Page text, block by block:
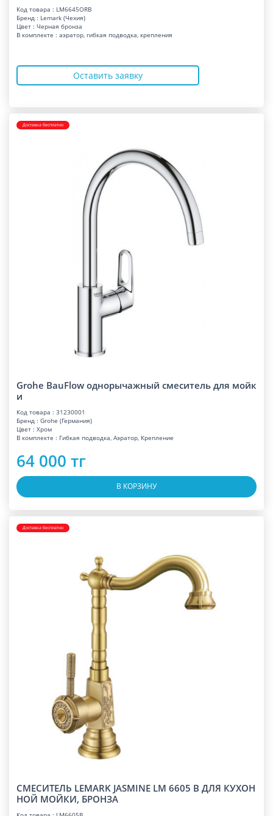
Код товара : LM6645ORB
Бренд : Lemark (Чехия)
Цвет : Черная бронза
В комплекте : аэратор, гибкая подводка, крепления
Оставить заявку
Доставка бесплатно
Grohe BauFlow однорычажный смеситель для мойк
и
Код товара : 31230001
Бренд : Grohe (Германия)
Цвет : Хром
В комплекте : Гибкая подводка, Аэратор, Крепление
64 000 тг
В КОРЗИНУ
Доставка бесплатно
СМЕСИТЕЛЬ LEMARK JASMINE LM 6605 B ДЛЯ КУХОН
НОЙ МОЙКИ, БРОНЗА